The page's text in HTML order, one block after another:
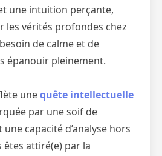
une intuition perçante,
les vérités profondes chez
de calme et de
épanouir pleinement.
unequête intellectuelle
par une soif de
capacité d’analyse hors
êtes attiré(e) par la